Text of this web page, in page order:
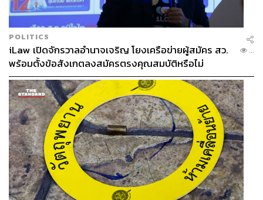
POLITICS
iLaw เปิดจักรวาลอำนาจเจริญ โยงเครือข่ายผู้สมัคร สว.
พร้อมตั้งข้อสังเกตลงสมัครตรงคุณสมบัติหรือไม่
...